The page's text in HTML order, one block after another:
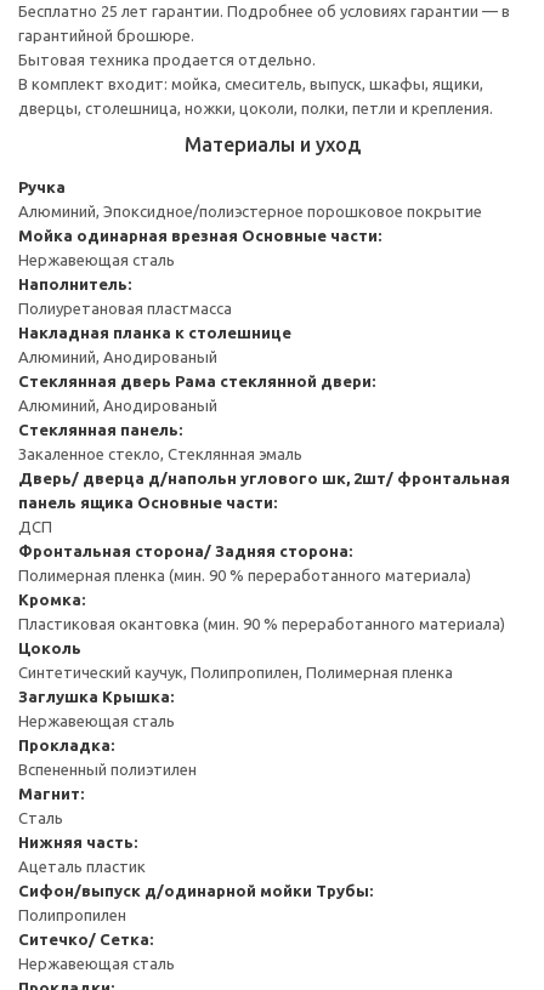
Бесплатно 25 лет гарантии. Подробнее об условиях гарантии — в
гарантийной брошюре.
Бытовая техника продается отдельно.
В комплект входит: мойка, смеситель, выпуск, шкафы, ящики,
дверцы, столешница, ножки, цоколи, полки, петли и крепления.
Материалы и уход
Ручка
Алюминий, Эпоксидное/полиэстерное порошковое покрытие
Мойка одинарная врезная Основные части:
Нержавеющая сталь
Наполнитель:
Полиуретановая пластмасса
Накладная планка к столешнице
Алюминий, Анодированый
Стеклянная дверь Рама стеклянной двери:
Алюминий, Анодированый
Стеклянная панель:
Закаленное стекло, Стеклянная эмаль
Дверь/ дверца д/напольн углового шк, 2шт/ фронтальная
панель ящика Основные части:
ДСП
Фронтальная сторона/ Задняя сторона:
Полимерная пленка (мин. 90 % переработанного материала)
Кромка:
Пластиковая окантовка (мин. 90 % переработанного материала)
Цоколь
Синтетический каучук, Полипропилен, Полимерная пленка
Заглушка Крышка:
Нержавеющая сталь
Прокладка:
Вспененный полиэтилен
Магнит:
Сталь
Нижняя часть:
Ацеталь пластик
Сифон/выпуск д/одинарной мойки Трубы:
Полипропилен
Ситечко/ Сетка:
Нержавеющая сталь